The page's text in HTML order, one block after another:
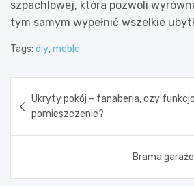
szpachlowej, która pozwoli
tym samym wypełnić wszelkie
Tags: diy,meble
wpisu
Ukryty pokój – fanaberia, czy
pomieszczenie?
Brama